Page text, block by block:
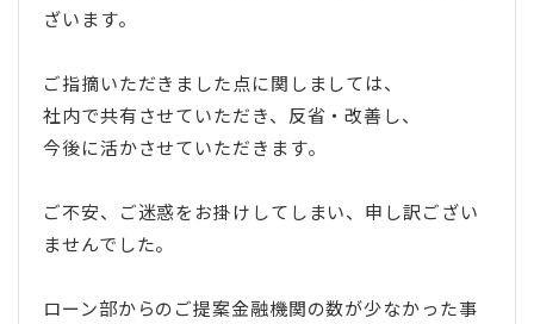
ざいます。
ご指摘いただきました点に関しましては、
社内で共有させていただき、反省・改善し、
今後に活かさせていただきます。
ご不安、ご迷惑をお掛けしてしまい、申し訳ござい
ませんでした。
ローン部からのご提案金融機関の数が少なかった事